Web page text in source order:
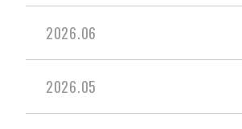
2026.06
2026.05